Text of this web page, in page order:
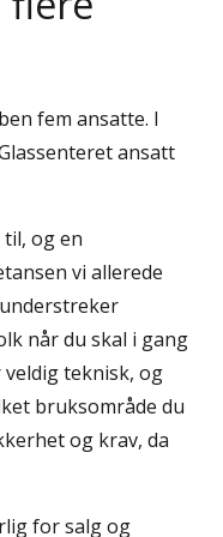
fem ansatte. I
ansatt
og en
vi allerede
når du skal i gang
veldig teknisk, og
bruksområde du
og krav, da
for salg og